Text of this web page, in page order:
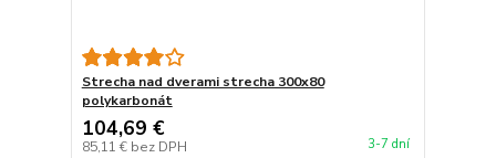
Strecha nad dverami strecha 300x80
polykarbonát
104,69 €
85,11 € bez DPH 3-7 dní